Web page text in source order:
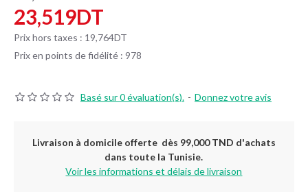
Basé sur 0 évaluation(s). - Donnez votre avis
23,519DT
Prix hors taxes : 19,764DT
Prix en points de fidélité : 978
Livraison à domicile offerte dès 99,000 TND d'achats
dans toute la Tunisie.
Voir les informations et délais de livraison